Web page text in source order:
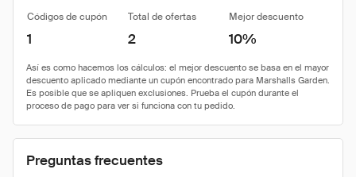
Códigos de cupón Total de ofertas Mejor descuento
1 2 10%
Preguntas frecuentes